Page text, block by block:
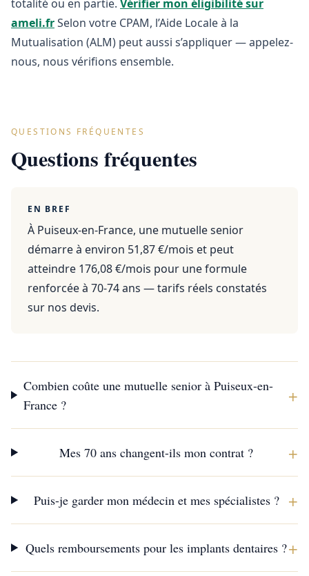
totalité ou en partie. Vérifier mon éligibilité sur
ameli.frSelon votre CPAM, l’Aide Locale à la
Mutualisation (ALM) peut aussi s’appliquer — appelez-
nous, nous vérifions ensemble.
QUESTIONS FRÉQUENTES
Questions fréquentes
EN BREF
À Puiseux-en-France, une mutuelle senior
démarre à environ 51,87 €/mois et peut
atteindre 176,08 €/mois pour une formule
renforcée à 70-74 ans — tarifs réels constatés
sur nos devis.
Combien coûte une mutuelle senior à Puiseux-en-
France ?
+
Mes 70 ans changent-ils mon contrat ? +
Puis-je garder mon médecin et mes spécialistes ? +
Quels remboursements pour les implants dentaires ?+